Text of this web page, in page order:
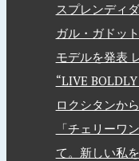
スプレンディ
ガル・ガドッ
モデルを発表
“LIVE
ロクシタンか
「チェリーワ
て。新しい私